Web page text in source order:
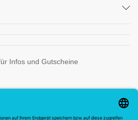
Infos und Gutscheine
für